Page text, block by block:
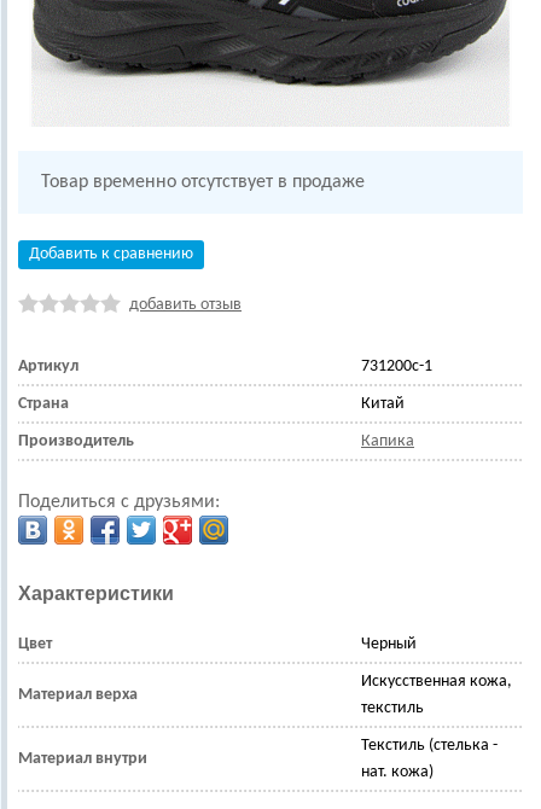
Товар временно отсутствует в продаже
Добавить к сравнению
добавить отзыв
Артикул 731200с-1
Страна Китай
Производитель Капика
Поделиться с друзьями:
Характеристики
Цвет Черный
Материал верха
Искусственная кожа,
текстиль
Материал внутри
Текстиль (стелька -
нат. кожа)